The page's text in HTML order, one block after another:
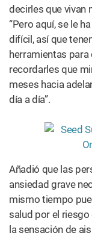
decirles que vivan
“Pero aquí, se le
difícil, así que
herramientas para
recordarles que
meses hacia
día a día”.
Añadió que las
ansiedad grave
mismo tiempo
salud por el riesgo
la sensación de